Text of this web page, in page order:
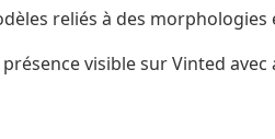
reliés à des
visible sur Vinted